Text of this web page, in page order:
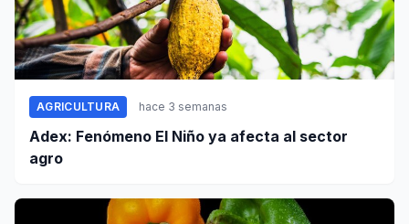
AGRICULTURA hace 3 semanas
Adex: Fenómeno El Niño ya afecta al sector
agro